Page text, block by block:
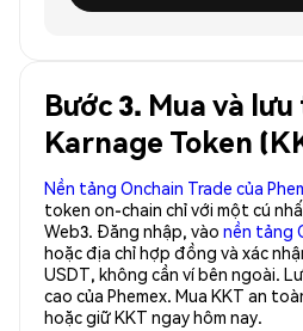
Bước 3. Mua và
Karnage Token
Nền tảng Onchain Trade của
token on-chain chỉ với một cú
Web3. Đăng nhập, vào nền tảng
hoặc địa chỉ hợp đồng và xác
USDT, không cần ví bên ngoài.
cao của Phemex. Mua KKT an
hoặc giữ KKT ngay hôm nay.